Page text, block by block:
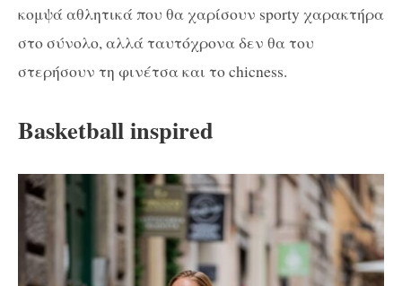
κομψά αθλητικά που θα χαρίσουν sporty χαρακτήρα
στο σύνολο, αλλά ταυτόχρονα δεν θα του
στερήσουν τη φινέτσα και το chicness.
Basketball inspired